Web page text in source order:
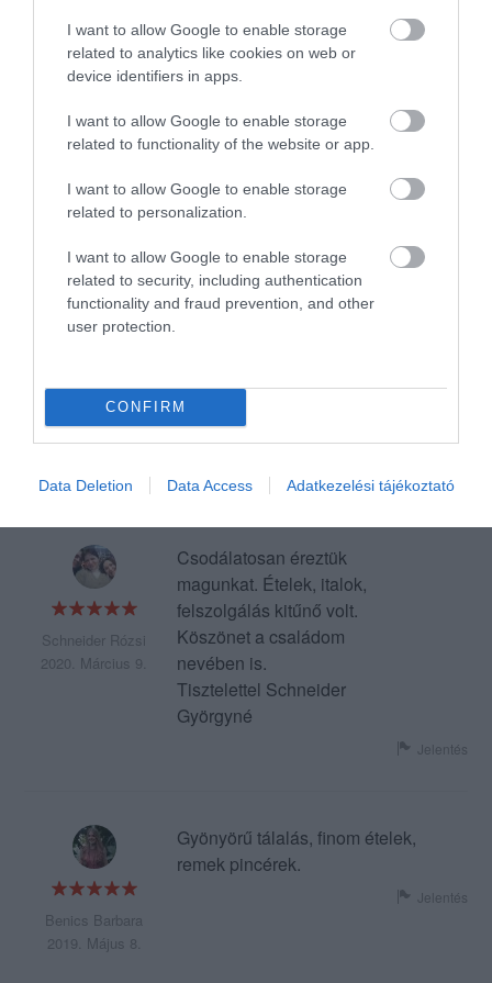
I want to allow Google to enable storage
related to analytics like cookies on web or
device identifiers in apps.
I want to allow Google to enable storage
related to functionality of the website or app.
I want to allow Google to enable storage
related to personalization.
I want to allow Google to enable storage
related to security, including authentication
functionality and fraud prevention, and other
user protection.
CONFIRM
Data Deletion Data Access Adatkezelési tájékoztató
2021. Július 15.
Napi előfizetéses ügyfelei
vagyunk a Hermina
Étteremnek (Halásztelek). A
hozzáállása, korrektsége, az
ételek minősége és
mennyisége semminemű
kívánnivalót nem hagy maga
után! Nagyon szeretjük az
húsokhoz, köretekhez, vagyis
mindenhez! Köszönjük
Hermina!
Schneider Rózsi
2020. Március 9.
Csodálatosan éreztük
magunkat. Ételek, italok,
felszolgálás kitűnő volt.
Köszönet a családom
nevében is.
Tisztelettel Schneider
Györgyné
Jelentés
Benics Barbara
2019. Május 8.
Gyönyörű tálalás, finom ételek,
remek pincérek.
Jelentés